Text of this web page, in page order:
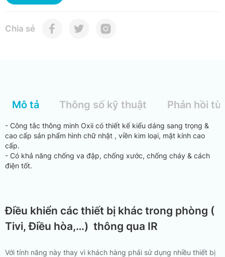
Chia sẻ
Mô tả Thông số kỹ thuật Phản hồi
- Công tắc thông minh Oxii có thiết kế kiểu dáng sang trọng &
cao cấp sản phẩm hình chữ nhật , viền kim loại, mặt kính cao
cấp.
- Có khả năng chống va đập, chống xước, chống cháy & cách
điện tốt.
Điều khiển các thiết bị khác trong phòng (
Tivi, Điều hòa,…) thông qua IR
Với tính năng này thay vì khách hàng phải sử dụng nhiều thiết bị